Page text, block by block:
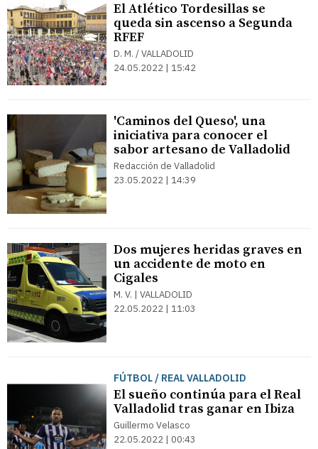
El Atlético Tordesillas se
queda sin ascenso a Segunda
RFEF
D. M. / VALLADOLID
24.05.2022 | 15:42
'Caminos del Queso', una
iniciativa para conocer el
sabor artesano de Valladolid
Redacción de Valladolid
23.05.2022 | 14:39
Dos mujeres heridas graves en
un accidente de moto en
Cigales
M. V. | VALLADOLID
22.05.2022 | 11:03
FÚTBOL / REAL VALLADOLID
El sueño continúa para el Real
Valladolid tras ganar en Ibiza
Guillermo Velasco
22.05.2022 | 00:43